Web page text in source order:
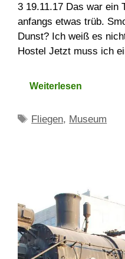
3 19.11.17 Das war ein
anfangs etwas trüb.
Dunst? Ich weiß es
Hostel Jetzt muss ich
Weiterlesen
Schlagwörter
Fliegen, Museum